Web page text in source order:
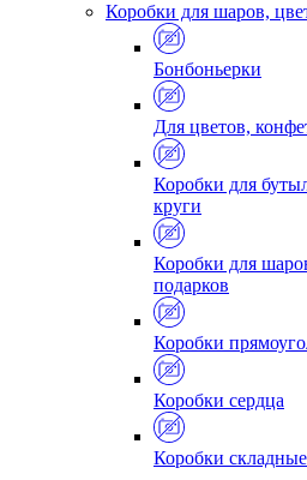
Коробки для шаров,
Бонбоньерки
Для цветов,
Коробки для
круги
Коробки для
подарков
Коробки
Коробки сердца
Коробки